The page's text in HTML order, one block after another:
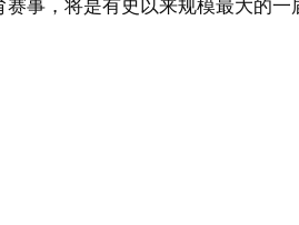
事，将是有史以来规模最大的一